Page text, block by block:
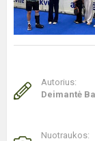
Autorius:
Deimantė
Nuotraukos: